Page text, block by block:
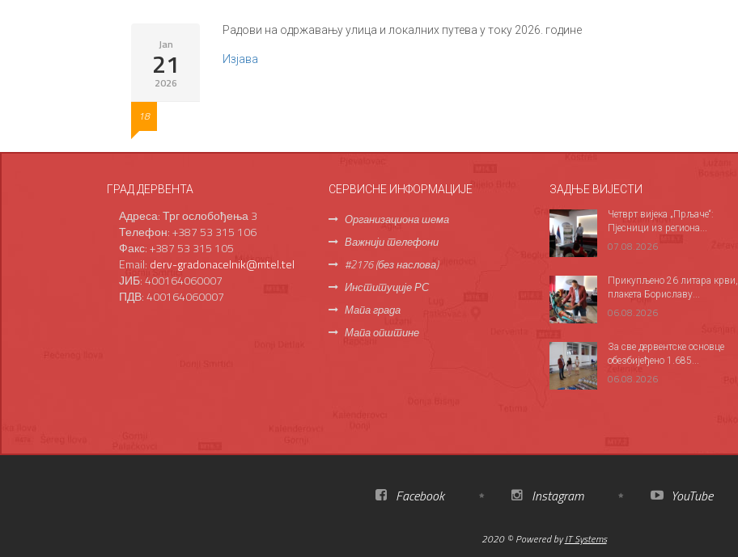
Jan
21
2026
18
Радови на одржавању улица и локалних путева у току 2026. године
Изјава
ГРАД ДЕРВЕНТА
Адреса: Трг ослобођења 3
Телефон: +387 53 315 106
Факс: +387 53 315 105
Email: derv-gradonacelnik@mtel.tel
ЈИБ: 400164060007
ПДВ: 400164060007
СЕРВИСНЕ ИНФОРМАЦИЈЕ
Организациона шема
Важнији телефони
#2176 (без наслова)
Институције РС
Мапа града
Мапа општине
ЗАДЊЕ ВИЈЕСТИ
Четврт вијека „Прљаче“:
Пјесници из региона...
07.08.2026
Прикупљено 26 литара крви,
плакета Бориславу...
06.08.2026
За све дервентске основце
обезбијеђено 1.685...
06.08.2026
Facebook Instagram YouTube
2020 © Powered byIT Systems